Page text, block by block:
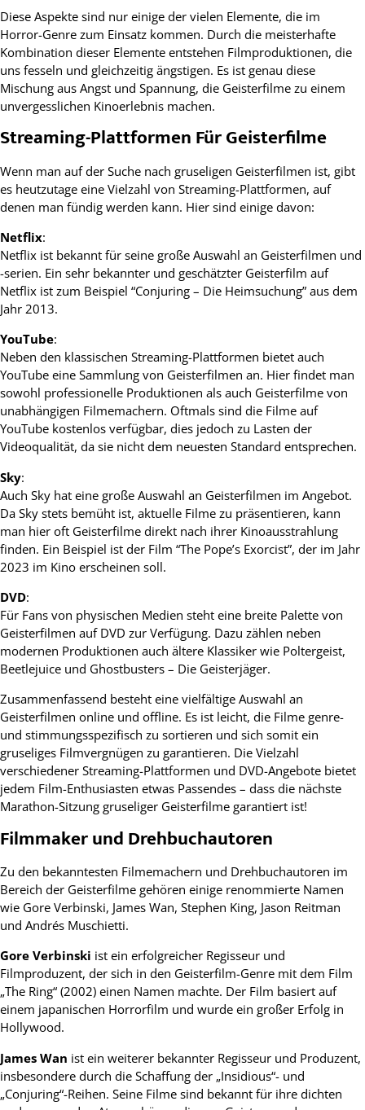
Diese Aspekte sind nur einige der vielen Elemente, die im
Horror-Genre zum Einsatz kommen. Durch die meisterhafte
Kombination dieser Elemente entstehen Filmproduktionen, die
uns fesseln und gleichzeitig ängstigen. Es ist genau diese
Mischung aus Angst und Spannung, die Geisterfilme zu einem
unvergesslichen Kinoerlebnis machen.
Streaming-Plattformen Für Geisterfilme
Wenn man auf der Suche nach gruseligen Geisterfilmen ist, gibt
es heutzutage eine Vielzahl von Streaming-Plattformen, auf
denen man fündig werden kann. Hier sind einige davon:
Netflix:
Netflix ist bekannt für seine große Auswahl an Geisterfilmen und
-serien. Ein sehr bekannter und geschätzter Geisterfilm auf
Netflix ist zum Beispiel “Conjuring – Die Heimsuchung” aus dem
Jahr 2013.
YouTube:
Neben den klassischen Streaming-Plattformen bietet auch
YouTube eine Sammlung von Geisterfilmen an. Hier findet man
sowohl professionelle Produktionen als auch Geisterfilme von
unabhängigen Filmemachern. Oftmals sind die Filme auf
YouTube kostenlos verfügbar, dies jedoch zu Lasten der
Videoqualität, da sie nicht dem neuesten Standard entsprechen.
Sky:
Auch Sky hat eine große Auswahl an Geisterfilmen im Angebot.
Da Sky stets bemüht ist, aktuelle Filme zu präsentieren, kann
man hier oft Geisterfilme direkt nach ihrer Kinoausstrahlung
finden. Ein Beispiel ist der Film “The Pope’s Exorcist”, der im Jahr
2023 im Kino erscheinen soll.
DVD:
Für Fans von physischen Medien steht eine breite Palette von
Geisterfilmen auf DVD zur Verfügung. Dazu zählen neben
modernen Produktionen auch ältere Klassiker wie Poltergeist,
Beetlejuice und Ghostbusters – Die Geisterjäger.
Zusammenfassend besteht eine vielfältige Auswahl an
Geisterfilmen online und offline. Es ist leicht, die Filme genre-
und stimmungsspezifisch zu sortieren und sich somit ein
gruseliges Filmvergnügen zu garantieren. Die Vielzahl
verschiedener Streaming-Plattformen und DVD-Angebote bietet
jedem Film-Enthusiasten etwas Passendes – dass die nächste
Marathon-Sitzung gruseliger Geisterfilme garantiert ist!
Filmmaker und Drehbuchautoren
Zu den bekanntesten Filmemachern und Drehbuchautoren im
Bereich der Geisterfilme gehören einige renommierte Namen
wie Gore Verbinski, James Wan, Stephen King, Jason Reitman
und Andrés Muschietti.
Gore Verbinski ist ein erfolgreicher Regisseur und
Filmproduzent, der sich in den Geisterfilm-Genre mit dem Film
„The Ring“ (2002) einen Namen machte. Der Film basiert auf
einem japanischen Horrorfilm und wurde ein großer Erfolg in
Hollywood.
James Wan ist ein weiterer bekannter Regisseur und Produzent,
insbesondere durch die Schaffung der „Insidious“- und
„Conjuring“-Reihen. Seine Filme sind bekannt für ihre dichten